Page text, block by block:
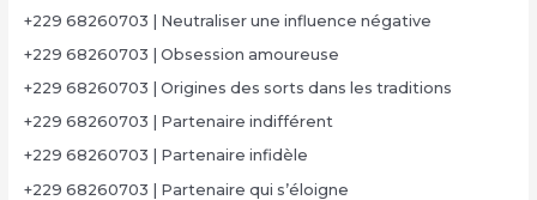
+229 68260703 | Neutraliser une influence négative
+229 68260703 | Obsession amoureuse
+229 68260703 | Origines des sorts dans les traditions
+229 68260703 | Partenaire indifférent
+229 68260703 | Partenaire infidèle
+229 68260703 | Partenaire qui s’éloigne